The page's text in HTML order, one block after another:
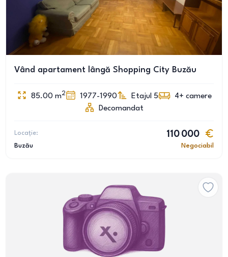
Vând apartament lângă Shopping City Buzău
85.00 m2 1977-1990 Etajul 5 4+ camere
Decomandat
Locație:
Buzău
110 000
Negociabil